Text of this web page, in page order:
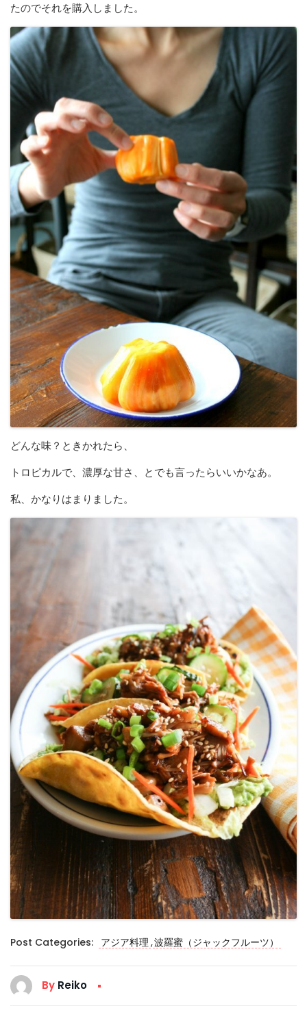
たのでそれを購入しました。
どんな味？ときかれたら、
トロピカルで、濃厚な甘さ、とでも言ったらいいかなあ。
私、かなりはまりました。
Post Categories: アジア料理 ,波羅蜜（ジャックフルーツ）
By Reiko